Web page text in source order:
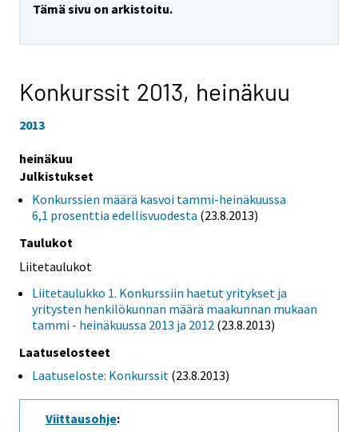
Tämä sivu on arkistoitu.
Konkurssit 2013, heinäkuu
2013
heinäkuu
Julkistukset
Konkurssien määrä kasvoi tammi-heinäkuussa
6,1 prosenttia edellisvuodesta (23.8.2013)
Taulukot
Liitetaulukot
Liitetaulukko 1. Konkurssiin haetut yritykset ja
yritysten henkilökunnan määrä maakunnan mukaan
tammi - heinäkuussa 2013 ja 2012 (23.8.2013)
Laatuselosteet
Laatuseloste: Konkurssit (23.8.2013)
Viittausohje: